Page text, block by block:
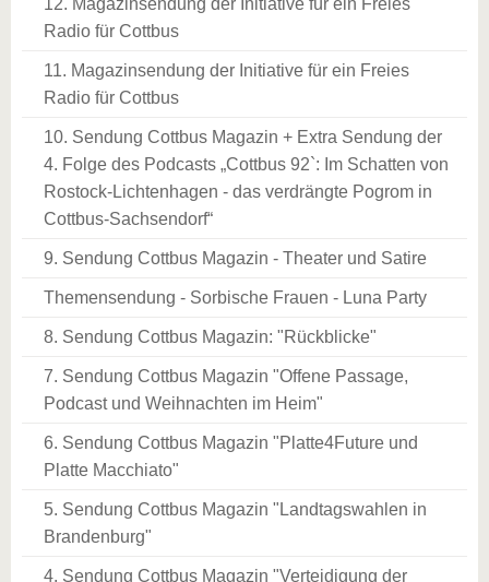
12. Magazinsendung der Initiative für ein Freies
Radio für Cottbus
11. Magazinsendung der Initiative für ein Freies
Radio für Cottbus
10. Sendung Cottbus Magazin + Extra Sendung der
4. Folge des Podcasts „Cottbus 92`: Im Schatten von
Rostock-Lichtenhagen - das verdrängte Pogrom in
Cottbus-Sachsendorf“
9. Sendung Cottbus Magazin - Theater und Satire
Themensendung - Sorbische Frauen - Luna Party
8. Sendung Cottbus Magazin: "Rückblicke"
7. Sendung Cottbus Magazin "Offene Passage,
Podcast und Weihnachten im Heim"
6. Sendung Cottbus Magazin "Platte4Future und
Platte Macchiato"
5. Sendung Cottbus Magazin "Landtagswahlen in
Brandenburg"
4. Sendung Cottbus Magazin "Verteidigung der